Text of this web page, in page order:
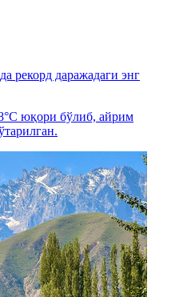
рекорд даражадаги энг
юқори бўлиб, айрим